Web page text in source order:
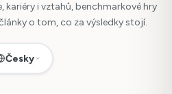
i vztahů, benchmarkové hry
o tom, co za výsledky stojí.
Česky